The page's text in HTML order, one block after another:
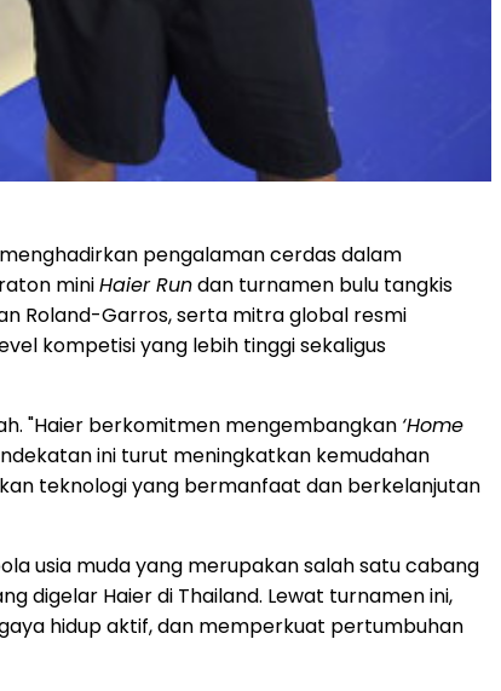
pengalaman cerdas dalam
miniHaier Rundan turnamen bulu tangkis
Roland-Garros, serta mitra global resmi
kompetisi yang lebih tinggi sekaligus
"Haier berkomitmen mengembangkan ‘Home
ini turut meningkatkan kemudahan
teknologi yang bermanfaat dan berkelanjutan
usia muda yang merupakan salah satu cabang
digelar Haier di Thailand. Lewat turnamen ini,
hidup aktif, dan memperkuat pertumbuhan